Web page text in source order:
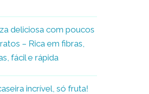
deliciosa com poucos
– Rica em fibras,
fácil e rápida
incrível, só fruta!